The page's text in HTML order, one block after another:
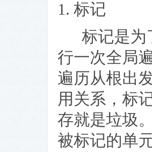
1. 标记
标记是为
行一次全局
遍历从根出
用关系，标
存就是垃圾
被标记的单